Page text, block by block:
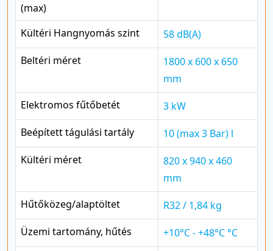
(max)
Kültéri Hangnyomás szint
58 dB(A)
Beltéri méret
1800 x 600 x 650
mm
Elektromos fűtőbetét
3 kW
Beépített tágulási tartály
10 (max 3 Bar) l
Kültéri méret
820 x 940 x 460
mm
Hűtőközeg/alaptöltet
R32 / 1,84 kg
Üzemi tartomány, hűtés
+10°C - +48°C °C